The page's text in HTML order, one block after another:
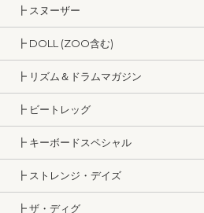
┣ スヌーザー
┣ DOLL (ZOO含む)
┣ リズム＆ドラムマガジン
┣ ビートレッグ
┣ キーボードスペシャル
┣ ストレンジ・デイズ
┣ ザ・ディグ